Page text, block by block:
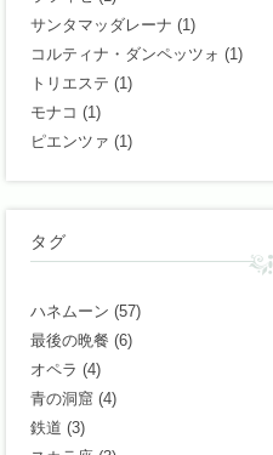
サンタマッダレーナ (1)
コルティナ・ダンペッツォ (1)
トリエステ (1)
モナコ (1)
ピエンツァ (1)
タグ
ハネムーン (57)
最後の晩餐 (6)
オペラ (4)
青の洞窟 (4)
鉄道 (3)